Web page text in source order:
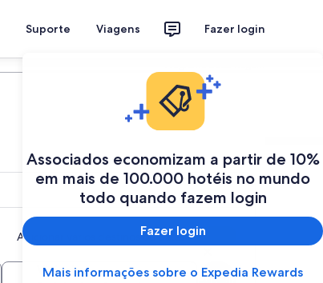
Suporte Viagens Fazer login
Associados economizam a partir de 10%
em mais de 100.000 hotéis no mundo
todo quando fazem login
Fazer login
Mais informações sobre o Expedia Rewards
Adicionar vários destinos ou datas
Viajantes